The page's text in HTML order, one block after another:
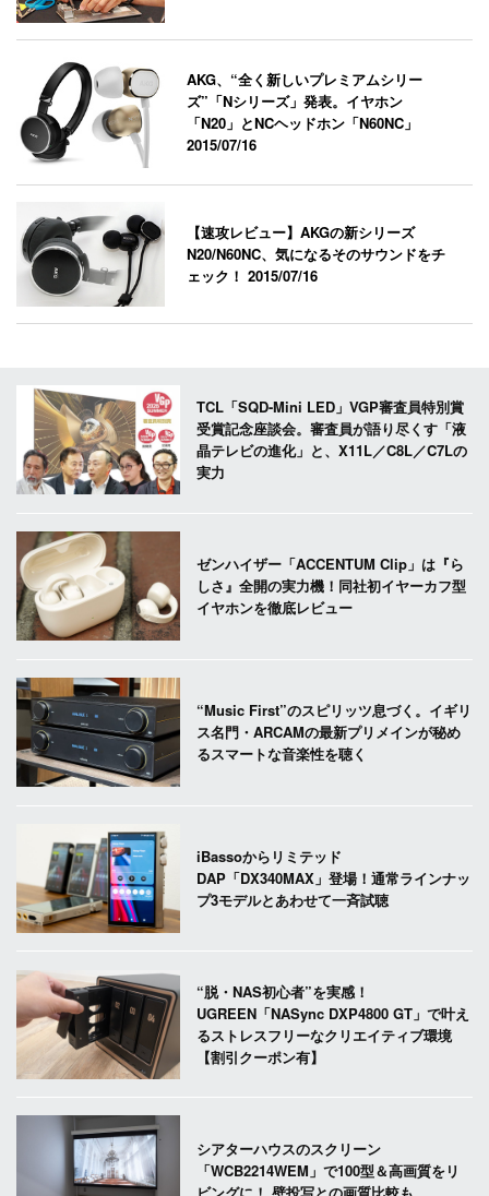
AKG、“全く新しいプレミアムシリー
ズ”「Nシリーズ」発表。イヤホン
「N20」とNCヘッドホン「N60NC」
2015/07/16
【速攻レビュー】AKGの新シリーズ
N20/N60NC、気になるそのサウンドをチ
ェック！2015/07/16
TCL「SQD-Mini LED」VGP審査員特別賞
受賞記念座談会。審査員が語り尽くす「液
晶テレビの進化」と、X11L／C8L／C7Lの
実力
ゼンハイザー「ACCENTUM Clip」は『ら
しさ』全開の実力機！同社初イヤーカフ型
イヤホンを徹底レビュー
“Music First”のスピリッツ息づく。イギリ
ス名門・ARCAMの最新プリメインが秘め
るスマートな音楽性を聴く
iBassoからリミテッド
DAP「DX340MAX」登場！通常ラインナッ
プ3モデルとあわせて一斉試聴
“脱・NAS初心者”を実感！
UGREEN「NASync DXP4800 GT」で叶え
るストレスフリーなクリエイティブ環境
【割引クーポン有】
シアターハウスのスクリーン
「WCB2214WEM」で100型＆高画質をリ
ビングに！ 壁投写との画質比較も